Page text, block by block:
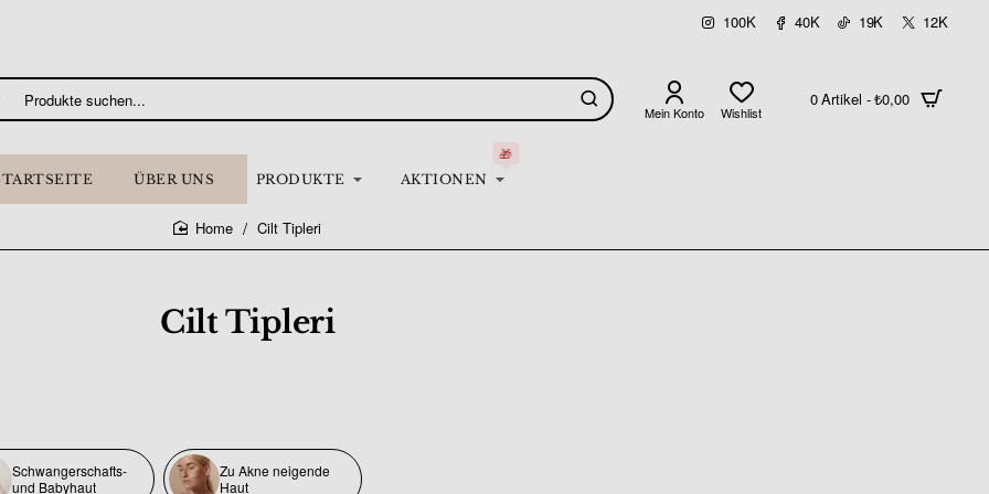
100K 40K 19K 12K
Mein Konto Wishlist
0 Artikel - ₺0,00
ÜBER UNS PRODUKTE AKTIONEN
🎁
Cilt Tipleri
Cilt Tipleri
Schwangerschafts-
und Babyhaut
Zu Akne neigende
Haut